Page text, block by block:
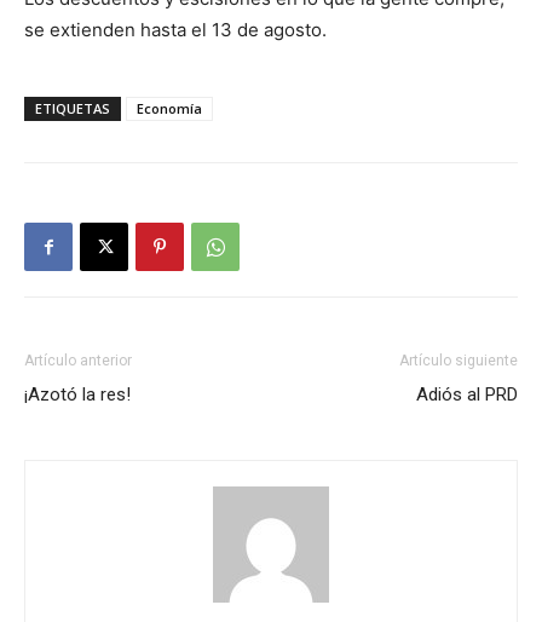
se extienden hasta el 13 de agosto.
ETIQUETAS Economía
Artículo anterior
¡Azotó la res!
Artículo siguiente
Adiós al PRD